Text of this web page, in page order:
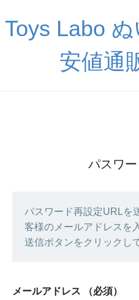
Toys Labo
安値通
パスワ
パスワード再設定URLを
客様のメールアドレスを
送信ボタンをクリックし
メールアドレス （必須）